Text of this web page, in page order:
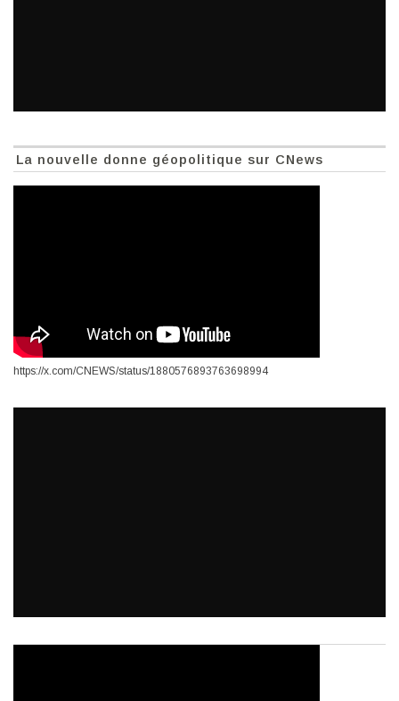
La nouvelle donne géopolitique sur CNews
https://x.com/CNEWS/status/1880576893763698994